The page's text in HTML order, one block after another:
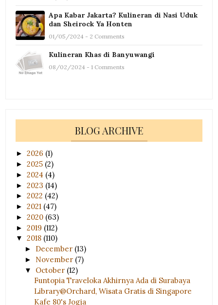
Apa Kabar Jakarta? Kulineran di Nasi Uduk
dan Sheirock Ya Honten
01/05/2024 - 2 Comments
Kulineran Khas di Banyuwangi
08/02/2024 - 1 Comments
BLOG ARCHIVE
►2026 (1)
►2025 (2)
►2024 (4)
►2023 (14)
►2022 (42)
►2021 (47)
►2020 (63)
►2019 (112)
▼2018 (110)
► December (13)
► November (7)
▼ October (12)
Funtopia Traveloka Akhirnya Ada di Surabaya
Library@Orchard, Wisata Gratis di Singapore
Kafe 80's Jogja